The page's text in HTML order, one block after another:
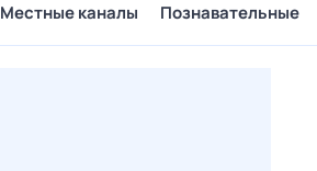
Местные каналы Познавательные